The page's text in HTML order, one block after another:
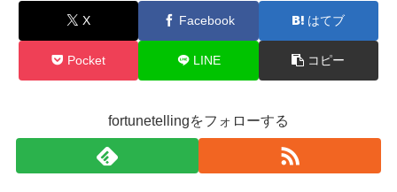
X Facebook はてブ
Pocket LINE コピー
fortunetellingをフォローする